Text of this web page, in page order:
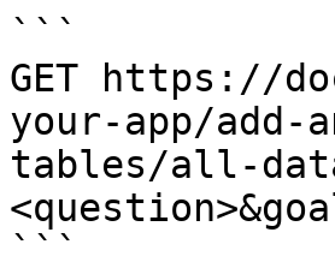
```
GET https://
your-app/
tables/all-
```